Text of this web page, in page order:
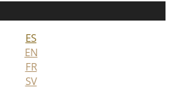
ES
EN
FR
SV